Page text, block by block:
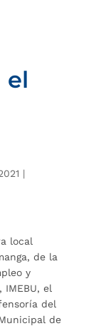
el
|
local
de la
y
IMEBU, el
del
de